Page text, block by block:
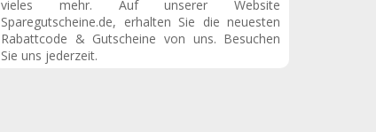
vieles mehr. Auf unserer Website
Sparegutscheine.de, erhalten Sie die neuesten
Rabattcode & Gutscheine von uns. Besuchen
Sie uns jederzeit.